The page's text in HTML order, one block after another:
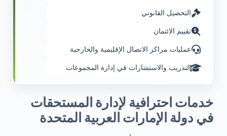
التحصيل القانوني
تقييم الائتمان
عمليات مراكز الاتصال الإقليمية والخارجية
التدريب والاستشارات في إدارة المجموعات
خدمات احترافية لإدارة المستحقات
في دولة الإمارات العربية المتحدة